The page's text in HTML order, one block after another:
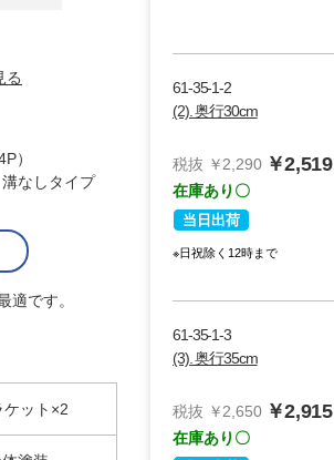
る
）
なしタイプ
適です。
ケット×2
61-35-1-2
(2). 奥行30cm
税抜 ￥2,290 ￥2,519
在庫あり〇
当日出荷
※日祝除く12時まで
61-35-1-3
(3). 奥行35cm
税抜 ￥2,650 ￥2,915
在庫あり〇